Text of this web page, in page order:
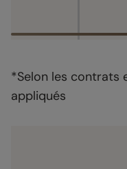
*Selon les contrats
appliqués